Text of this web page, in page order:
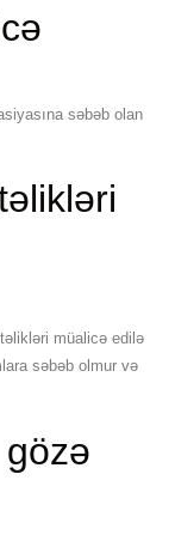
səbəb olan
müalicə edilə
səbəb olmur və